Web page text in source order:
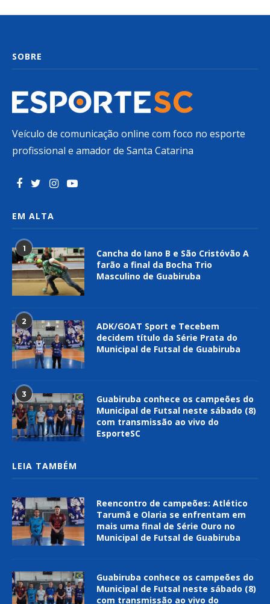
SOBRE
Veículo de comunicação online com foco no esporte
profissional e amador de Santa Catarina
EM ALTA
1
Cancha do Iano B e São Cristóvão A
farão a final da Bocha Trio
Masculino de Guabiruba
2
ADK/GOAT Sport e Tecebem
decidem título da Série Prata do
Municipal de Futsal de Guabiruba
3
Guabiruba conhece os campeões do
Municipal de Futsal neste sábado (8)
com transmissão ao vivo do
EsporteSC
LEIA TAMBÉM
Reencontro de campeões: Atlético
Tarumã e Olaria se enfrentam em
mais uma final de Série Ouro no
Municipal de Futsal de Guabiruba
Guabiruba conhece os campeões do
Municipal de Futsal neste sábado (8)
com transmissão ao vivo do